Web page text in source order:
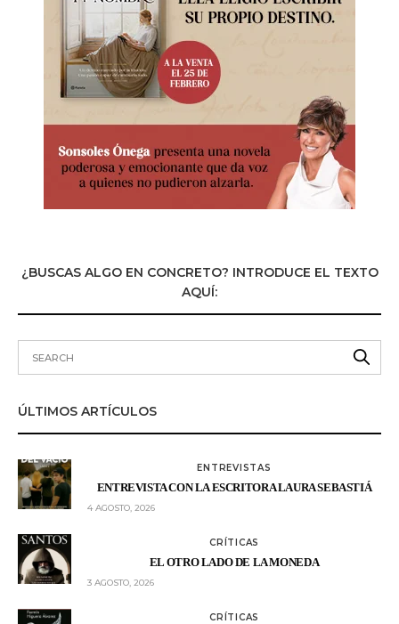
¿BUSCAS ALGO EN CONCRETO? INTRODUCE EL TEXTO
AQUÍ:
ÚLTIMOS ARTÍCULOS
ENTREVISTAS
ENTREVISTA CON LA ESCRITORA LAURA SEBASTIÁ
4 AGOSTO, 2026
CRÍTICAS
EL OTRO LADO DE LA MONEDA
3 AGOSTO, 2026
CRÍTICAS